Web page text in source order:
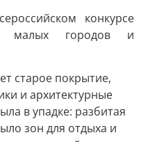
конкурсе
малых городов и
старое покрытие,
и архитектурные
в упадке: разбитая
зон для отдыха и